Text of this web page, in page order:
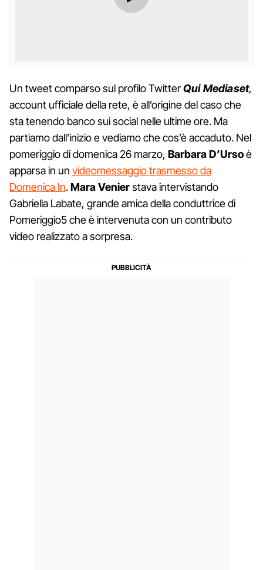
Un tweet comparso sul profilo TwitterQui Mediaset,
account ufficiale della rete, è all’origine del caso che
sta tenendo banco sui social nelle ultime ore. Ma
partiamo dall’inizio e vediamo che cos’è accaduto. Nel
pomeriggio di domenica 26 marzo, Barbara D’Ursoè
apparsa in un videomessaggio trasmesso da
Domenica In.Mara Venierstava intervistando
Gabriella Labate, grande amica della conduttrice di
Pomeriggio5 che è intervenuta con un contributo
video realizzato a sorpresa.